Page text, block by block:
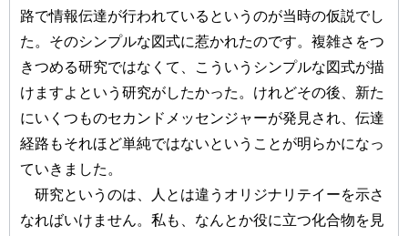
路で情報伝達が行われているというのが当時の仮説でし
た。そのシンプルな図式に惹かれたのです。複雑さをつ
きつめる研究ではなくて、こういうシンプルな図式が描
けますよという研究がしたかった。けれどその後、新た
にいくつものセカンドメッセンジャーが発見され、伝達
経路もそれほど単純ではないということが明らかになっ
ていきました。
研究というのは、人とは違うオリジナリテイーを示さ
なればいけません。私も、なんとか役に立つ化合物を見